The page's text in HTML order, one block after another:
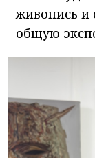
живопись и
общую